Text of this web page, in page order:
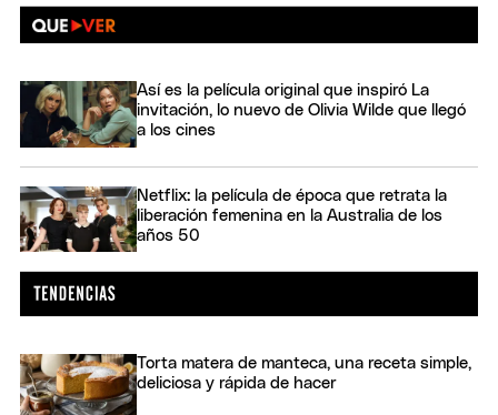
Así es la película original que inspiró La
invitación, lo nuevo de Olivia Wilde que llegó
a los cines
Netflix: la película de época que retrata la
liberación femenina en la Australia de los
años 50
Torta matera de manteca, una receta simple,
deliciosa y rápida de hacer